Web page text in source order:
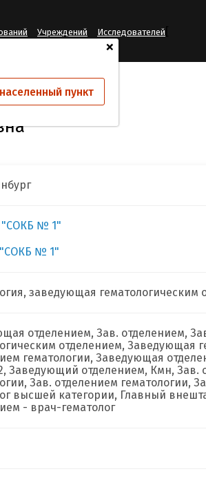
+
пункт
Учреждений Исследователей
Семеновна
"СОКБ № 1"
"СОКБ № 1"
заведующая гематологическим
отделением, Зав. отделением,
отделением, Заведующая
гематологии, Заведующая
Заведующий отделением, Кмн, Зав.
Зав. отделением гематологии,
высшей категории, Главный
- врач-гематолог